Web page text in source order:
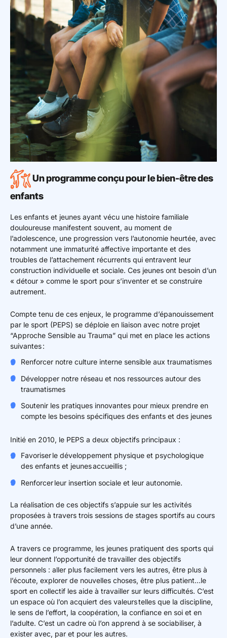
Un programme conçu pour le bien-être des
enfants
Les enfants et jeunes ayant vécu une histoire familiale
douloureuse manifestent souvent, au moment de
l’adolescence, une progression vers l’autonomie heurtée, avec
notamment une immaturité affective importante et des
troubles de l’attachement récurrents qui entravent leur
construction individuelle et sociale. Ces jeunes ont besoin d’un
« détour » comme le sport pour s’inventer et se construire
autrement.
Compte tenu de ces enjeux, le programme d’épanouissement
par le sport (PEPS) se déploie en liaison avec notre projet
“Approche Sensible au Trauma” qui met en place les actions
suivantes :
Renforcer notre culture interne sensible aux traumatismes
Développer notre réseau et nos ressources autour des
traumatismes
Soutenir les pratiques innovantes pour mieux prendre en
compte les besoins spécifiques des enfants et des jeunes
Initié en 2010, le PEPS a deux objectifs principaux :
Favoriser le développement physique et psychologique
des enfants et jeunes accueillis ;
Renforcer leur insertion sociale et leur autonomie.
La réalisation de ces objectifs s’appuie sur les activités
proposées à travers trois sessions de stages sportifs au cours
d’une année.
A travers ce programme, les jeunes pratiquent des sports qui
leur donnent l’opportunité de travailler des objectifs
personnels : aller plus facilement vers les autres, être plus à
l’écoute, explorer de nouvelles choses, être plus patient…le
sport en collectif les aide à travailler sur leurs difficultés. C’est
un espace où l’on acquiert des valeurs telles que la discipline,
le sens de l’effort, la coopération, la confiance en soi et en
l’adulte. C’est un cadre où l’on apprend à se sociabiliser, à
exister avec, par et pour les autres.